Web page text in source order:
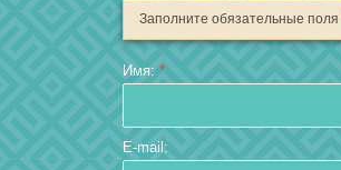
Заполните обязательные поля
Имя:*
E-mail: